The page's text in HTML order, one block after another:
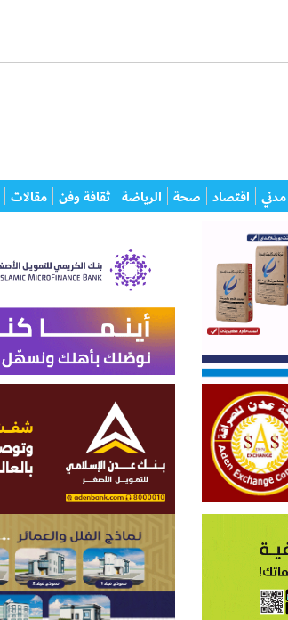
اقتصاد صحة الرياضة ثقافة وفن مقالات